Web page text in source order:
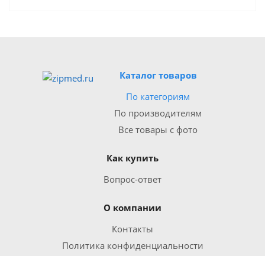
Каталог товаров
По категориям
По производителям
Все товары с фото
Как купить
Вопрос-ответ
О компании
Контакты
Политика конфиденциальности